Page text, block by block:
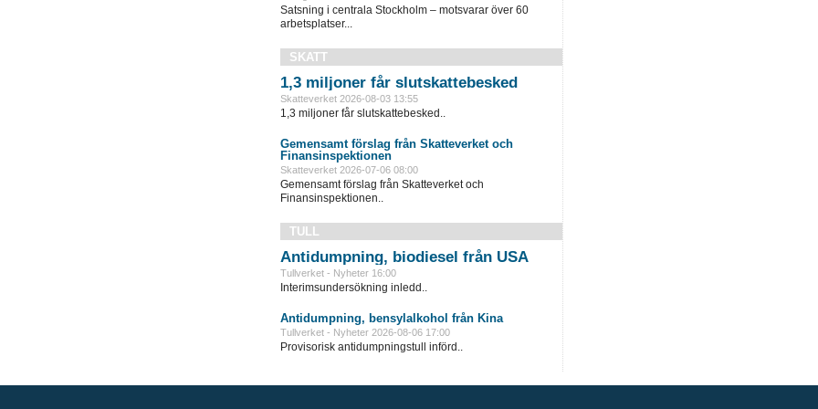
Satsning i centrala Stockholm – motsvarar över 60
arbetsplatser...
SKATT
1,3 miljoner får slutskattebesked
Skatteverket 2026-08-03 13:55
1,3 miljoner får slutskattebesked..
Gemensamt förslag från Skatteverket och
Finansinspektionen
Skatteverket 2026-07-06 08:00
Gemensamt förslag från Skatteverket och
Finansinspektionen..
TULL
Antidumpning, biodiesel från USA
Tullverket - Nyheter 16:00
Interimsundersökning inledd..
Antidumpning, bensylalkohol från Kina
Tullverket - Nyheter 2026-08-06 17:00
Provisorisk antidumpningstull införd..